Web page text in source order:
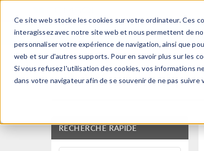
Ce site web stocke les cookies sur votre ordinateur. Ces
interagissez avec notre site web et nous permettent de
personnaliser votre expérience de navigation, ainsi que
web et sur d'autres supports. Pour en savoir plus sur les
Si vous refusez l'utilisation des cookies, vos informations
dans votre navigateur afin de se souvenir de ne pas suivre
Articles
RECHERCHE RAPIDE